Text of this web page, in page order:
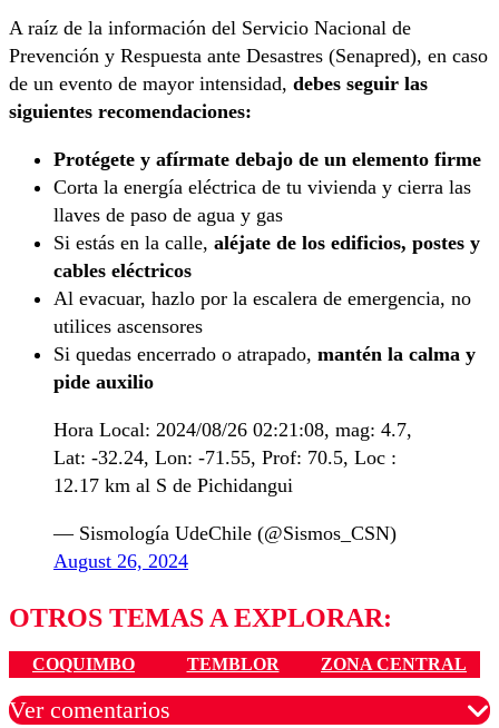
A raíz de la información del Servicio Nacional de
Prevención y Respuesta ante Desastres (Senapred), en caso
de un evento de mayor intensidad, debes seguir las
siguientes recomendaciones:
Protégete y afírmate debajo de un elemento firme
Corta la energía eléctrica de tu vivienda y cierra las
llaves de paso de agua y gas
Si estás en la calle, aléjate de los edificios, postes y
cables eléctricos
Al evacuar, hazlo por la escalera de emergencia, no
utilices ascensores
Si quedas encerrado o atrapado, mantén la calma y
pide auxilio
Hora Local: 2024/08/26 02:21:08, mag: 4.7,
Lat: -32.24, Lon: -71.55, Prof: 70.5, Loc :
12.17 km al S de Pichidangui
— Sismología UdeChile (@Sismos_CSN)
August 26, 2024
OTROS TEMAS A EXPLORAR:
COQUIMBO TEMBLOR ZONA CENTRAL
Ver comentarios